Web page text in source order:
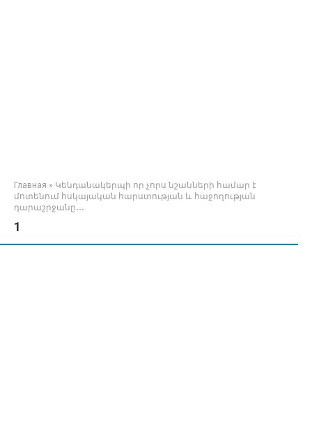
Главная » Կենդանակերպի որ չորս նշանների համար է
մոտենում հսկայական հարստության և հաջողության
դարաշրջանը․․․
1